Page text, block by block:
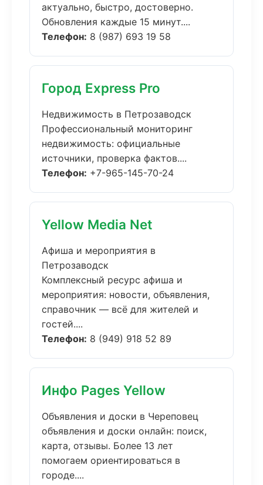
актуально, быстро, достоверно.
Обновления каждые 15 минут....
Телефон: 8 (987) 693 19 58
Город Express Pro
Недвижимость в Петрозаводск
Профессиональный мониторинг
недвижимость: официальные
источники, проверка фактов....
Телефон: +7-965-145-70-24
Yellow Media Net
Афиша и мероприятия в
Петрозаводск
Комплексный ресурс афиша и
мероприятия: новости, объявления,
справочник — всё для жителей и
гостей....
Телефон: 8 (949) 918 52 89
Инфо Pages Yellow
Объявления и доски в Череповец
объявления и доски онлайн: поиск,
карта, отзывы. Более 13 лет
помогаем ориентироваться в
городе....